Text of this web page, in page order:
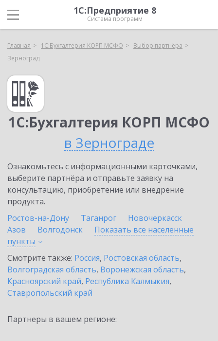
1С:Предприятие 8
Система программ
Главная 1С:Бухгалтерия КОРП МСФО
Выбор партнёра
Зерноград
1С:Бухгалтерия КОРП МСФО
в Зернограде
Ознакомьтесь с информационными карточками,
выберите партнёра и отправьте заявку на
консультацию, приобретение или внедрение
продукта.
Ростов-на-Дону
Таганрог
Новочеркасск
Азов
Волгодонск
Показать все населенные
пункты
Смотрите также: Россия, Ростовская область,
Волгоградская область, Воронежская область,
Красноярский край, Республика Калмыкия,
Ставропольский край
Партнеры в вашем регионе: